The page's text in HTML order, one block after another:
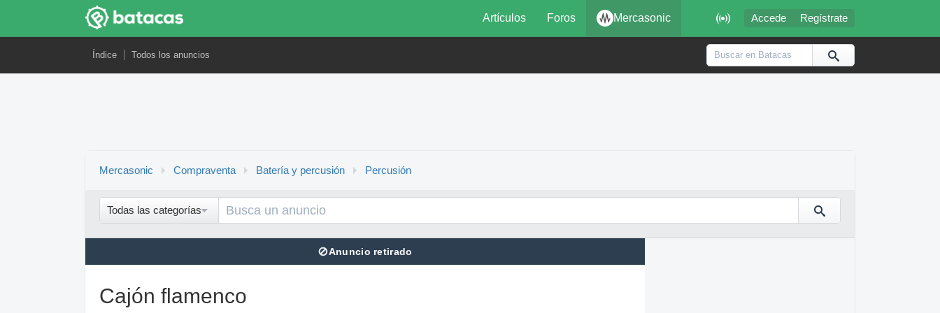
 Accede Regístrate
Artículos Foros Mercasonic
Índice Todos los anuncios
Mercasonic Compraventa Batería y percusión Percusión
Todas las categorías
⊘Anuncio retirado
Cajón flamenco